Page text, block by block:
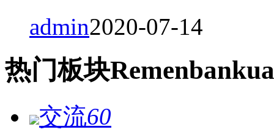
admin2020-07-14
热门板块Remen
交流60